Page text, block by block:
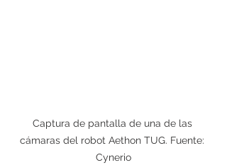
Captura de pantalla de una de las
cámaras del robot Aethon TUG. Fuente:
Cynerio